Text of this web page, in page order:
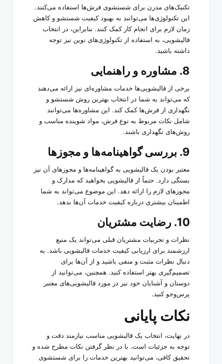
تکنیک‌های مدرن برای شستشوی فرش‌ها استفاده می‌کنند.
این تکنولوژی‌ها می‌توانند به بهبود کیفیت شستشو و کاهش
زمان لازم برای انجام کار کمک کنند. بنابراین، در انتخاب
قالیشویی، به استفاده از تکنولوژی‌های نوین نیز توجه
داشته باشید.
8. مشاوره و راهنمایی
برخی از قالیشویی‌ها خدمات مشاوره‌ای نیز ارائه می‌دهند
که می‌تواند به شما در انتخاب بهترین روش شستشو و
نگهداری از فرش‌ها کمک کند. این مشاوره‌ها می‌توانند
شامل نکات مربوط به نوع فرش، مواد شوینده مناسب و
روش‌های نگهداری باشند.
9. بررسی گواهینامه‌ها و مجوزها
معتبر بودن یک قالیشویی به گواهینامه‌ها و مجوزهای آن نیز
بستگی دارد. حتماً از قالیشویی بخواهید که مدارک و
مجوزهای لازم را ارائه دهد. این موضوع می‌تواند به شما
اطمینان بیشتری درباره کیفیت خدمات آن‌ها بدهد.
10. رضایت مشتریان
نظرات و تجربیات مشتریان قبلی می‌تواند یک منبع
ارزشمند برای ارزیابی کیفیت خدمات قالیشویی باشد. به
دنبال نظرات مثبت و منفی باشید و از آن‌ها برای
تصمیم‌گیری بهتر استفاده کنید. همچنین، می‌توانید از
دوستان و آشنایان خود نیز در مورد قالیشویی‌های معتبر
پرس‌وجو کنید.
نکات پایانی
در نهایت، انتخاب یک قالیشویی مناسب نیازمند دقت و
توجه به جزئیات است. با در نظر گرفتن نکات مطرح شده و
تحقیق کافی، می‌توانید بهترین خدمات را برای شستشوی